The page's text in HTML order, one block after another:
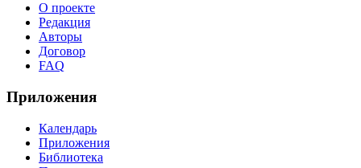
О проекте
Редакция
Авторы
Договор
FAQ
Приложения
Календарь
Приложения
Библиотека